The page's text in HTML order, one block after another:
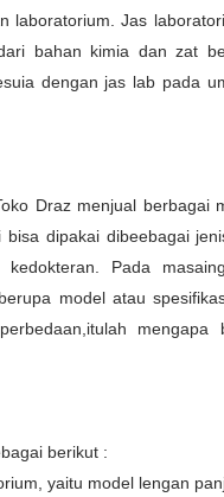
laboratorium. Jas
bahan kimia dan zat
dengan jas lab pada
Draz menjual berbagai
dipakai dibeebagai
Pada
model atau
berikut :
yaitu model lengan